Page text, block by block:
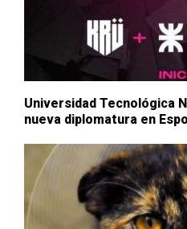
Universidad Tecnológica
nueva diplomatura en